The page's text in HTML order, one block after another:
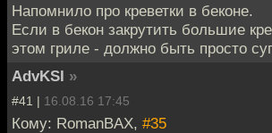
Напомнило про креветки в беконе.
Если в бекон закрутить большие
этом гриле - должно быть просто
AdvKSI »
#41 | 16.08.16 17:45
Кому: RomanBAX, #35